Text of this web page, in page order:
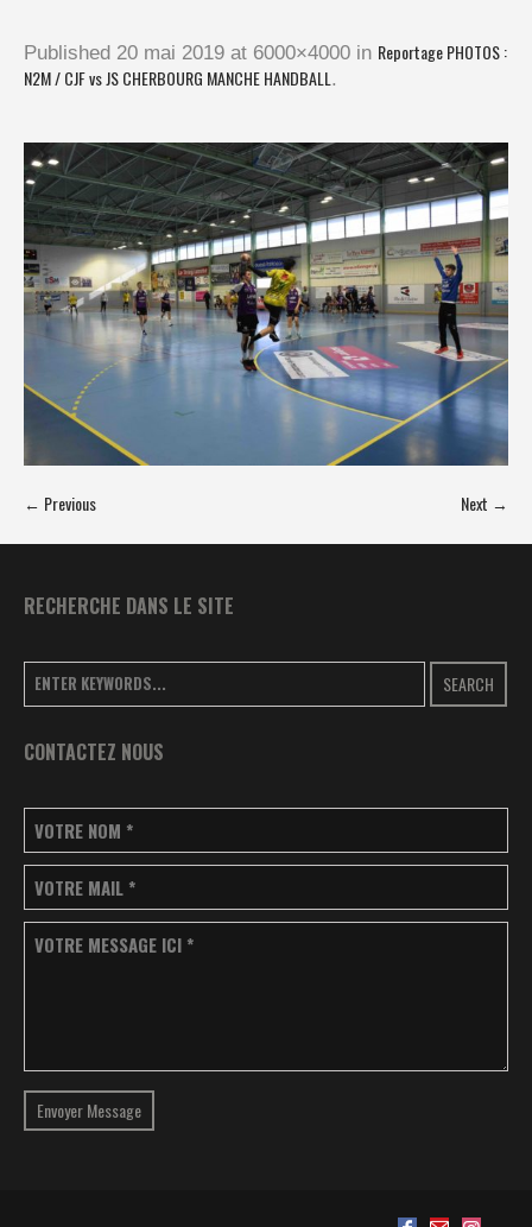
Published 20 mai 2019 at 6000×4000 in Reportage PHOTOS :
N2M / CJF vs JS CHERBOURG MANCHE HANDBALL .
← Previous Next →
RECHERCHE DANS LE SITE
SEARCH
CONTACTEZ NOUS
VOTRE NOM *
VOTRE MAIL *
VOTRE MESSAGE ICI *
Envoyer Message